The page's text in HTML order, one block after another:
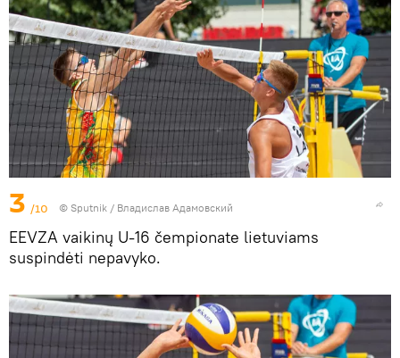
3 /10 © Sputnik / Владислав Адамовский
EEVZA vaikinų U-16 čempionate lietuviams
suspindėti nepavyko.